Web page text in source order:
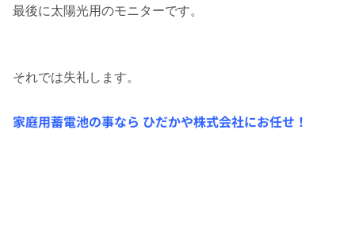
最後に太陽光用のモニターです。
それでは失礼します。
家庭用蓄電池の事なら ひだかや株式会社にお任せ！